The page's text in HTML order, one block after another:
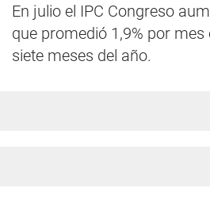
En julio el IPC Congreso
que promedió 1,9% por
siete meses del año.